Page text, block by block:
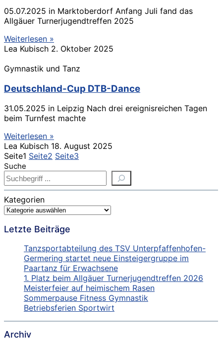
05.07.2025 in Marktoberdorf Anfang Juli fand das
Allgäuer Turnerjugendtreffen 2025
Weiterlesen »
Lea Kubisch 2. Oktober 2025
Gymnastik und Tanz
Deutschland-Cup DTB-Dance
31.05.2025 in Leipzig Nach drei ereignisreichen Tagen
beim Turnfest machte
Weiterlesen »
Lea Kubisch 18. August 2025
Seite1 Seite2 Seite3
Suche
Kategorien
Letzte Beiträge
Tanzsportabteilung des TSV Unterpfaffenhofen-
Germering startet neue Einsteigergruppe im
Paartanz für Erwachsene
1. Platz beim Allgäuer Turnerjugendtreffen 2026
Meisterfeier auf heimischem Rasen
Sommerpause Fitness Gymnastik
Betriebsferien Sportwirt
Archiv